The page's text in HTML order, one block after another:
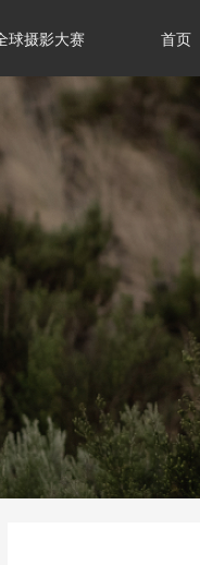
球摄影大赛 首页